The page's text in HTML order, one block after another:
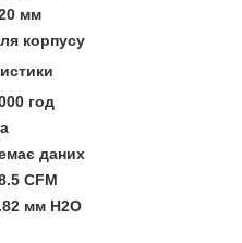
мм
корпусу
год
даних
CFM
мм H2O